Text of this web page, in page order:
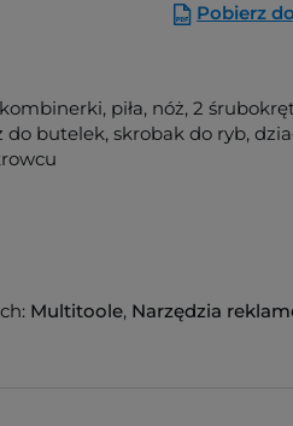
Pobierz
piła, nóż, 2
do butelek, skrobak do ryb,
Multitoole, Narzędzia